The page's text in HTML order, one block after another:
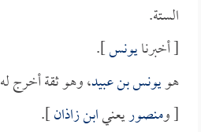
الستة.
[ أخبرنايونس].
هويونس بن عبيد، وهو ثقة أخرج
[ ومنصوريعنيابن زاذان].